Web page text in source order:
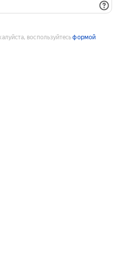
воспользуйтесьформой